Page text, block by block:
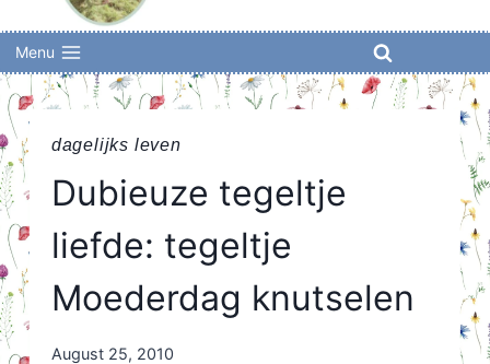
Menu
dagelijks leven
Dubieuze tegeltje
liefde: tegeltje
Moederdag knutselen
By
August 25, 2010